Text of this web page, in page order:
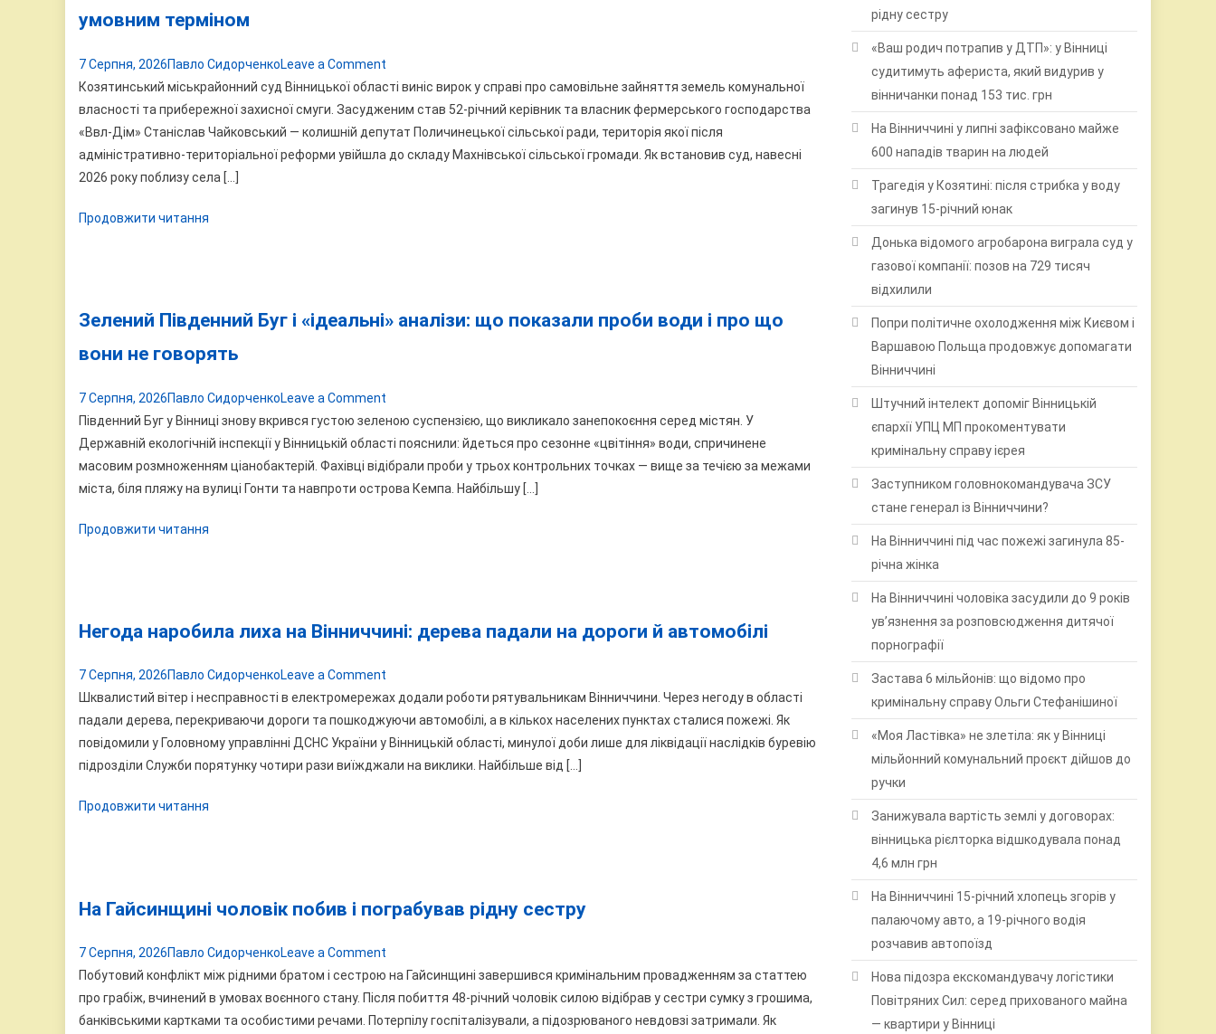
умовним терміном
7 Серпня, 2026Павло СидорченкоLeave a Comment
Ексдепутат
за
самовільне
захоплення
Козятинський міськрайонний суд Вінницької області виніс вирок у справі про самовільне зайняття земель комунальної
власності та прибережної захисної смуги. Засудженим став 52-річний керівник та власник фермерського господарства
«Ввл-Дім» Станіслав Чайковський — колишній депутат Поличинецької сільської ради, територія якої після
адміністративно-територіальної реформи увійшла до складу Махнівської сільської громади. Як встановив суд, навесні
2026 року поблизу села […]
Продовжити читання
Зелений Південний Буг і «ідеальні» аналізи: що показали проби води і про що
вони не говорять
7 Серпня, 2026Павло СидорченкоLeave a Comment
Зелений
Південний
Буг
і
води
не
Південний Буг у Вінниці знову вкрився густою зеленою суспензією, що викликало занепокоєння серед містян. У
Державній екологічній інспекції у Вінницькій області пояснили: йдеться про сезонне «цвітіння» води, спричинене
масовим розмноженням ціанобактерій. Фахівці відібрали проби у трьох контрольних точках — вище за течією за межами
міста, біля пляжу на вулиці Гонти та навпроти острова Кемпа. Найбільшу […]
Продовжити читання
Негода наробила лиха на Вінниччині: дерева падали на дороги й автомобілі
7 Серпня, 2026Павло СидорченкоLeave a Comment
Негода
наробила
лиха
на
автомобілі
Шквалистий вітер і несправності в електромережах додали роботи рятувальникам Вінниччини. Через негоду в області
падали дерева, перекриваючи дороги та пошкоджуючи автомобілі, а в кількох населених пунктах сталися пожежі. Як
повідомили у Головному управлінні ДСНС України у Вінницькій області, минулої доби лише для ліквідації наслідків буревію
підрозділи Служби порятунку чотири рази виїжджали на виклики. Найбільше від […]
Продовжити читання
На Гайсинщині чоловік побив і пограбував рідну сестру
7 Серпня, 2026Павло СидорченкоLeave a Comment
На
Гайсинщині
чоловік
Побутовий конфлікт між рідними братом і сестрою на Гайсинщині завершився кримінальним провадженням за статтею
про грабіж, вчинений в умовах воєнного стану. Після побиття 48-річний чоловік силою відібрав у сестри сумку з грошима,
банківськими картками та особистими речами. Потерпілу госпіталізували, а підозрюваного невдовзі затримали. Як
рідну сестру
«Ваш родич потрапив у ДТП»: у Вінниці
судитимуть афериста, який видурив у
вінничанки понад 153 тис. грн
На Вінниччині у липні зафіксовано майже
600 нападів тварин на людей
Трагедія у Козятині: після стрибка у воду
загинув 15-річний юнак
Донька відомого агробарона виграла суд у
газової компанії: позов на 729 тисяч
відхилили
Попри політичне охолодження між Києвом і
Варшавою Польща продовжує допомагати
Вінниччині
Штучний інтелект допоміг Вінницькій
єпархії УПЦ МП прокоментувати
кримінальну справу ієрея
Заступником головнокомандувача ЗСУ
стане генерал із Вінниччини?
На Вінниччині під час пожежі загинула 85-
річна жінка
На Вінниччині чоловіка засудили до 9 років
ув’язнення за розповсюдження дитячої
порнографії
Застава 6 мільйонів: що відомо про
кримінальну справу Ольги Стефанішиної
«Моя Ластівка» не злетіла: як у Вінниці
мільйонний комунальний проєкт дійшов до
ручки
Занижувала вартість землі у договорах:
вінницька рієлторка відшкодувала понад
4,6 млн грн
На Вінниччині 15-річний хлопець згорів у
палаючому авто, а 19-річного водія
розчавив автопоїзд
Нова підозра екскомандувачу логістики
Повітряних Сил: серед прихованого майна
— квартири у Вінниці